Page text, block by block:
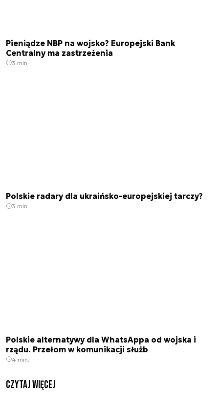
Pieniądze NBP na wojsko? Europejski Bank
Centralny ma zastrzeżenia
3 min.
Polskie radary dla ukraińsko-europejskiej tarczy?
3 min.
Polskie alternatywy dla WhatsAppa od wojska i
rządu. Przełom w komunikacji służb
4 min.
czytaj więcej